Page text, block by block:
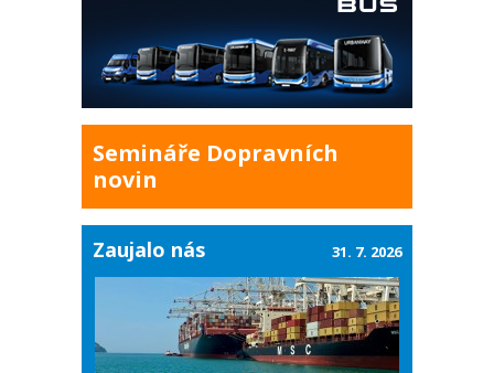
Semináře Dopravních
novin
Zaujalo nás 31. 7. 2026